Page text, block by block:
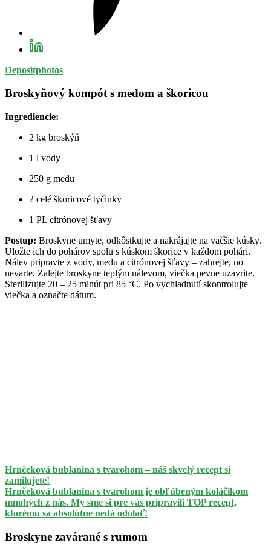
Depositphotos
Broskyňový kompót s medom a škoricou
Ingrediencie:
2 kg broskýň
1 l vody
250 g medu
2 celé škoricové tyčinky
1 PL citrónovej šťavy
Postup: Broskyne umyte, odkôstkujte a nakrájajte na väčšie kúsky.
Uložte ich do pohárov spolu s kúskom škorice v každom pohári.
Nálev pripravte z vody, medu a citrónovej šťavy – zahrejte, no
nevarte. Zalejte broskyne teplým nálevom, viečka pevne uzavrite.
Sterilizujte 20 – 25 minút pri 85 °C. Po vychladnutí skontrolujte
viečka a označte dátum.
Hrnčeková bublanina s tvarohom – náš skvelý recept si
zamilujete!
Hrnčeková bublanina s tvarohom je obľúbeným koláčikom
mnohých z nás. My sme si pre vás pripravili TOP recept,
ktorému sa absolútne nedá odolať!
Broskyne zavárané s rumom